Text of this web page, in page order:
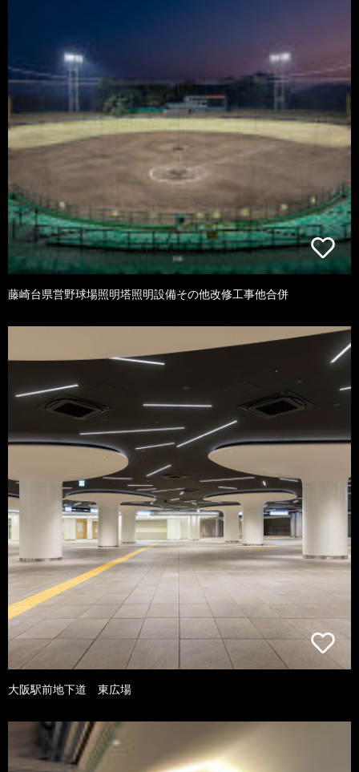
藤崎台県営野球場照明塔照明設備その他改修工事他合併
大阪駅前地下道 東広場